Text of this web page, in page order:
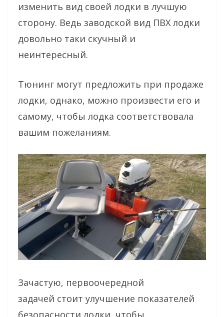
изменить вид своей лодки в лучшую
сторону. Ведь заводской вид ПВХ лодки
довольно таки скучный и
неинтересный.
Тюнинг могут предложить при продаже
лодки, однако, можно произвести его и
самому, чтобы лодка соответствовала
вашим пожеланиям.
Зачастую, первоочередной
задачей стоит улучшение показателей
безопасности лодки, чтобы